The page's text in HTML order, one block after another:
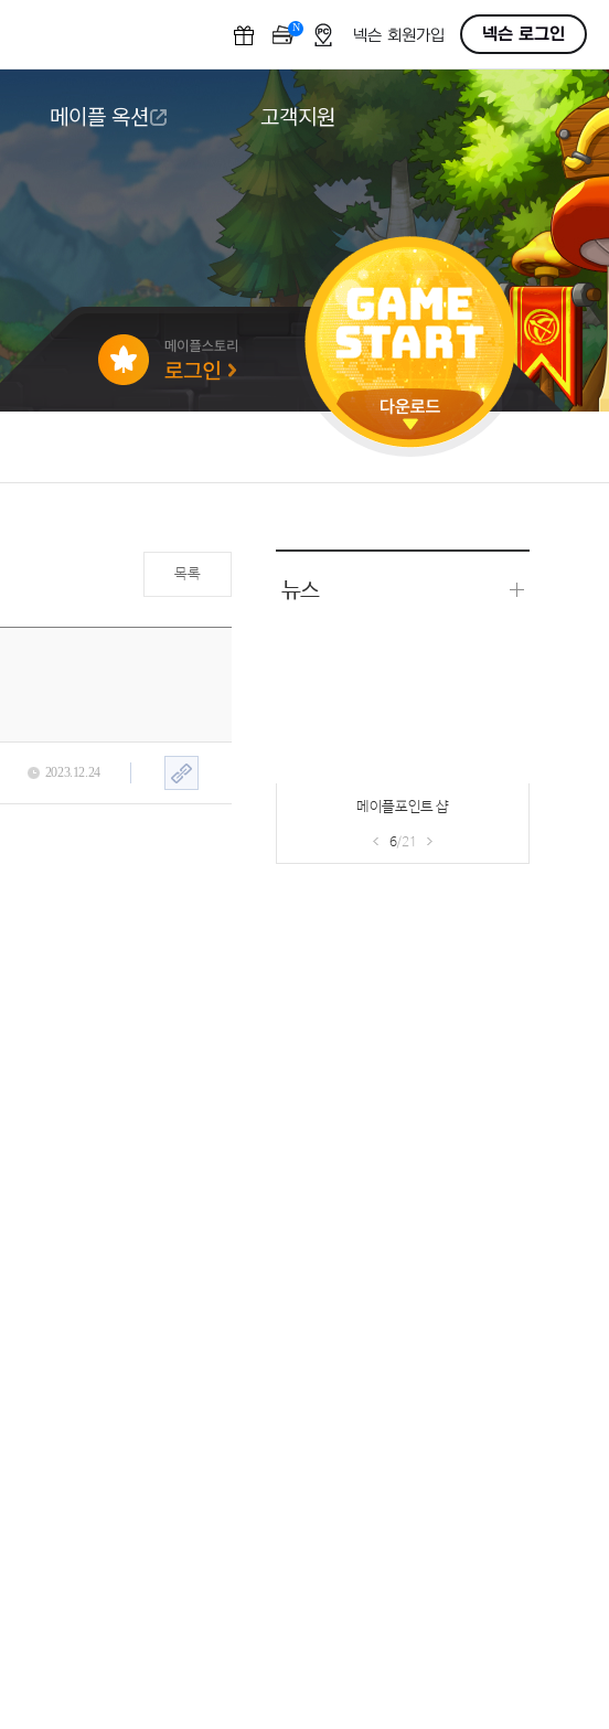
N OFF넥슨 회원가입 넥슨 로그인
메이플 옥션 고객지원
도움말/1:1문의
버그악용/불법프로그램 신고
게임 접근성
목록
2023.12.24
뉴스
메이플포인트 샵
6/21